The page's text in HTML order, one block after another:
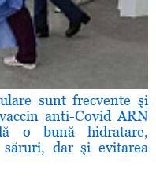
sunt frecvente şi
anti-Covid ARN
o bună hidratare,
dar şi evitarea